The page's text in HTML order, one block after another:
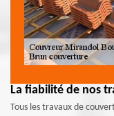
La fiabilité de nos
Tous les travaux de